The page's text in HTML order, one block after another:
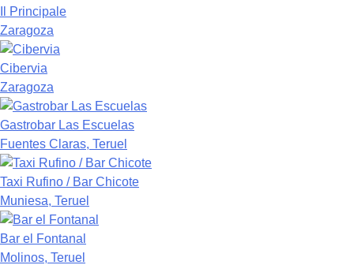
Il Principale
Zaragoza
Cibervia
Zaragoza
Gastrobar Las Escuelas
Fuentes Claras, Teruel
Taxi Rufino / Bar Chicote
Muniesa, Teruel
Bar el Fontanal
Molinos, Teruel